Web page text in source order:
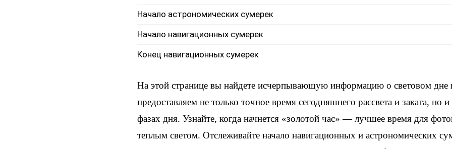
Начало астрономических сумерек
Начало навигационных сумерек
Конец навигационных сумерек
На этой странице вы найдете исчерпывающую информацию о световом
предоставляем не только точное время сегодняшнего рассвета и заката, но
фазах дня. Узнайте, когда начнется «золотой час» — лучшее время для
теплым светом. Отслеживайте начало навигационных и астрономических